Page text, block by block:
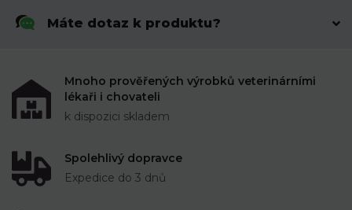
Máte dotaz k produktu?
Mnoho prověřených výrobků veterinárními
lékaři i chovateli
k dispozici skladem
Spolehlivý dopravce
Expedice do 3 dnů